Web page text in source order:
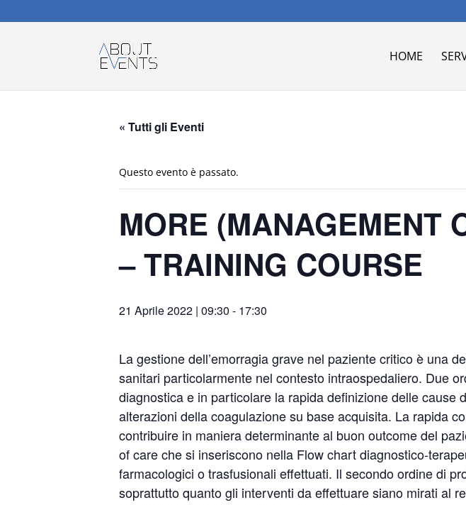
HOME
« Tutti gli Eventi
Questo evento è passato.
MORE (MANAGEMENT
– TRAINING COURSE
21 Aprile 2022 | 09:30 - 17:30
La gestione dell’emorragia grave nel paziente critico è una
sanitari particolarmente nel contesto intraospedaliero. Due
diagnostica e in particolare la rapida definizione delle cause
alterazioni della coagulazione su base acquisita. La rapida
contribuire in maniera determinante al buon outcome del
of care che si inseriscono nella Flow chart diagnostico-
farmacologici o trasfusionali effettuati. Il secondo ordine di
soprattutto quanto gli interventi da effettuare siano mirati al